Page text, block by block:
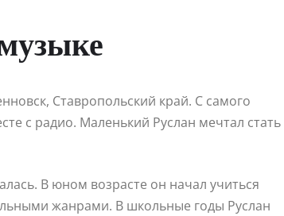
Ставропольский край. С самого
с радио. Маленький Руслан мечтал стать
В юном возрасте он начал учиться
жанрами. В школьные годы Руслан